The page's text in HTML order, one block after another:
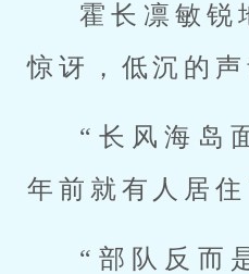
霍长凛敏锐
惊讶，低沉的声
“长风海岛
年前就有人居住
“部队反而